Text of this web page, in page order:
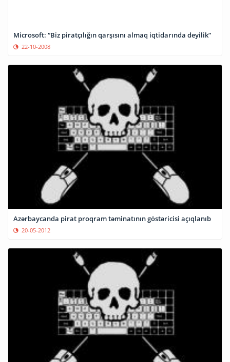
Microsoft: “Biz piratçılığın qarşısını almaq iqtidarında deyilik”
22-10-2008
Azərbaycanda pirat proqram təminatının göstəricisi açıqlanıb
20-05-2012